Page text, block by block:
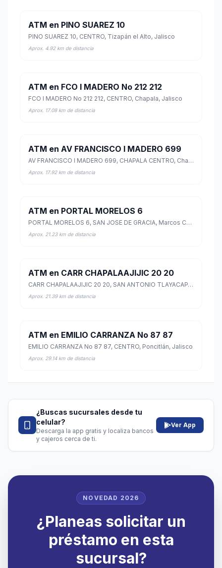
ATM en PINO SUAREZ 10
PINO SUAREZ 10, CENTRO, Tizapán el Alto, Jalisco
Aprox. 4.92 km de distancia
ATM en FCO I MADERO No 212 212
FCO I MADERO No 212 212, CENTRO, Chapala, Jalisco
Aprox. 17.08 km de distancia
ATM en AV FRANCISCO I MADERO 699
AV FRANCISCO I MADERO 699, CHAPALA CENTRO, Chapala, Jalisco
Aprox. 17.92 km de distancia
ATM en PORTAL MORELOS 6
PORTAL MORELOS 6, SAN JOSE DE GRACIA, Marcos Castellanos, Michoacán de Ocampo
Aprox. 21.23 km de distancia
ATM en CARR CHAPALAAJIJIC 20 20
CARR CHAPALAAJIJIC 20 20, SAN ANTONIO TLAYACAPAN, Chapala, Jalisco
Aprox. 21.39 km de distancia
ATM en EMILIO CARRANZA No 87 87
EMILIO CARRANZA No 87 87, CENTRO, Poncitlán, Jalisco
Aprox. 29.14 km de distancia
¿Buscas sucursales desde tu
celular?
Descarga la app gratis y localiza bancos
y cajeros cerca de ti.
Ver App
NOVEDAD 2026
¿Planeas solicitar un
préstamo en esta
sucursal?